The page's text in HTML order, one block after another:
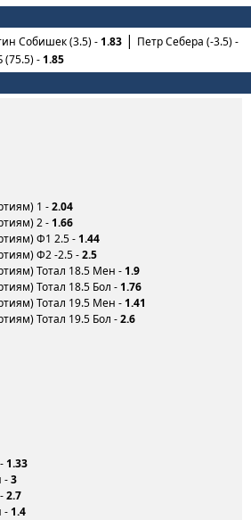
Собишек (3.5) -1.83
Петр Себера (-3.5) -
(75.5) -1.85
1 -2.04
2 - 1.66
Ф1 2.5 - 1.44
Ф2 -2.5 -2.5
Тотал 18.5 Мен - 1.9
Тотал 18.5 Бол - 1.76
Тотал 19.5 Мен - 1.41
Тотал 19.5 Бол -2.6
1.33
-3
2.7
- 1.4